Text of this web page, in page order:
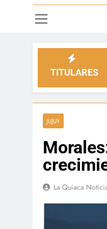
TITULARES
la serenata del
JUJUY
La Quiaca